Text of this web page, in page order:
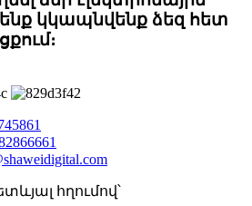
կկապնվենք ձեզ հետ
հղումով՝